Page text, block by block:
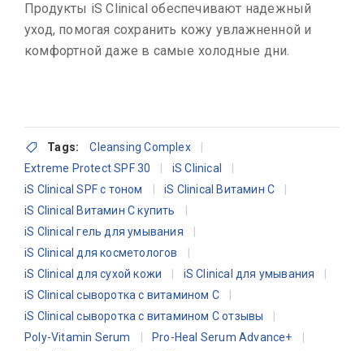
Продукты iS Clinical обеспечивают надежный
уход, помогая сохранить кожу увлажненной и
комфортной даже в самые холодные дни.
Tags:
Cleansing Complex
Extreme Protect SPF 30
iS Clinical
iS Clinical SPF с тоном
iS Clinical Витамин C
iS Clinical Витамин C купить
iS Clinical гель для умывания
iS Clinical для косметологов
iS Clinical для сухой кожи
iS Clinical для умывания
iS Clinical сыворотка с витамином C
iS Clinical сыворотка с витамином C отзывы
Poly-Vitamin Serum
Pro-Heal Serum Advance+